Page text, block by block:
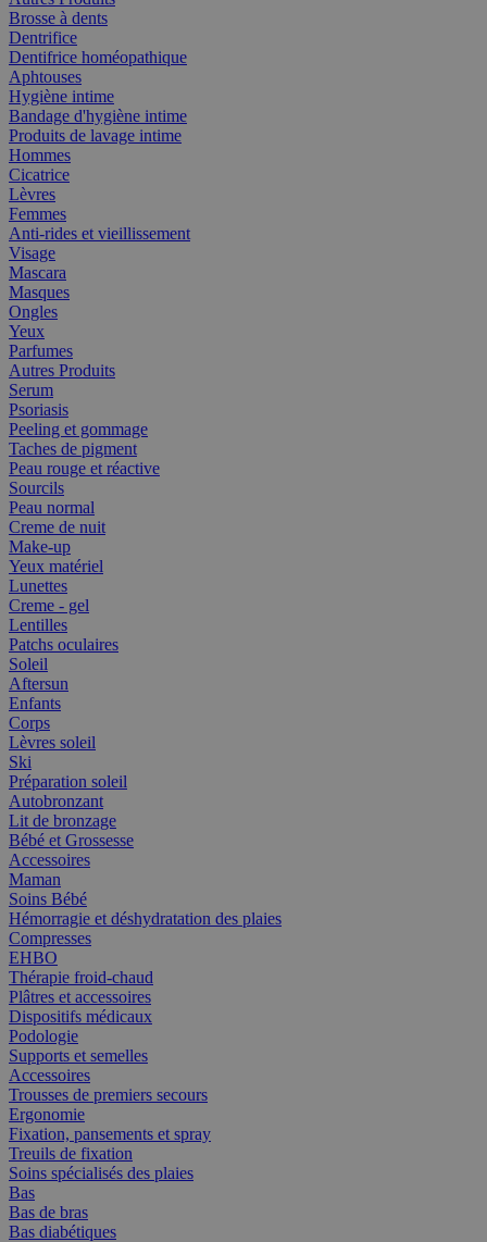
Brosse à dents
Dentrifice
Dentifrice homéopathique
Aphtouses
Hygiène intime
Bandage d'hygiène intime
Produits de lavage intime
Hommes
Cicatrice
Lèvres
Femmes
Anti-rides et vieillissement
Visage
Mascara
Masques
Ongles
Yeux
Parfumes
Autres Produits
Serum
Psoriasis
Peeling et gommage
Taches de pigment
Peau rouge et réactive
Sourcils
Peau normal
Creme de nuit
Make-up
Yeux matériel
Lunettes
Creme - gel
Lentilles
Patchs oculaires
Soleil
Aftersun
Enfants
Corps
Lèvres soleil
Ski
Préparation soleil
Autobronzant
Lit de bronzage
Bébé et Grossesse
Accessoires
Maman
Soins Bébé
Hémorragie et déshydratation des plaies
Compresses
EHBO
Thérapie froid-chaud
Plâtres et accessoires
Dispositifs médicaux
Podologie
Supports et semelles
Accessoires
Trousses de premiers secours
Ergonomie
Fixation, pansements et spray
Treuils de fixation
Soins spécialisés des plaies
Bas
Bas de bras
Bas diabétiques